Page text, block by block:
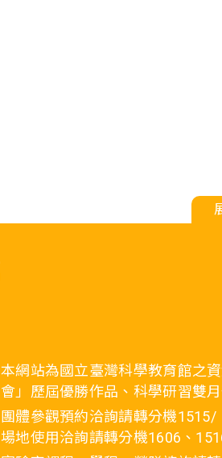
本網站為國立臺灣科學教育館之
會」歷屆優勝作品、科學研習雙
團體參觀預約洽詢請轉分機1515/
場地使用洽詢請轉分機1606、